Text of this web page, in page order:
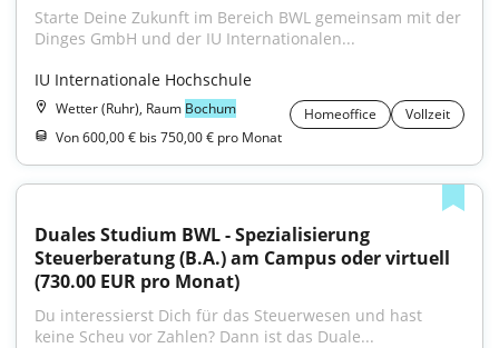
Starte Deine Zukunft im Bereich BWL gemeinsam mit der
Dinges GmbH und der IU Internationalen...
IU Internationale Hochschule
Wetter (Ruhr), Raum Bochum Homeoffice
Vollzeit
Von 600,00 € bis 750,00 € pro Monat
Duales Studium BWL - Spezialisierung
Steuerberatung (B.A.) am Campus oder virtuell
(730.00 EUR pro Monat)
Du interessierst Dich für das Steuerwesen und hast
keine Scheu vor Zahlen? Dann ist das Duale...